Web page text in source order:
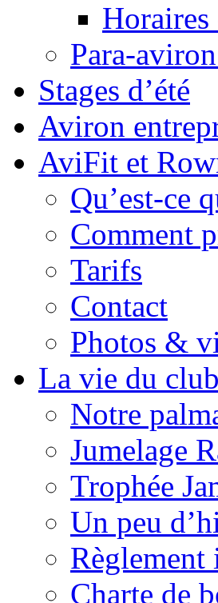
Horaires
Para-
Stages d’été
Aviron
AviFit et
Qu’est-ce
Comment
Tarifs
Contact
Photos &
La vie du club
Notre
Jumelage
Trophée
Un peu
Règlement
Charte de